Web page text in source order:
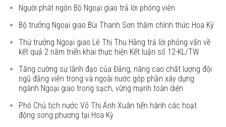
Người phát ngôn Bộ Ngoại giao trả lời phóng viên
Bộ trưởng Ngoại giao Bùi Thanh Sơn thăm chính thức Hoa Kỳ
Thứ trưởng Ngoại giao Lê Thị Thu Hằng trả lời phỏng vấn về
kết quả 2 năm triển khai thực hiện Kết luận số 12-KL/TW
Tăng cường sự lãnh đạo của Đảng, nâng cao chất lượng đội
ngũ đảng viên trong và ngoài nước góp phần xây dựng
ngành Ngoại giao trong sạch, vững mạnh toàn diện
Phó Chủ tịch nước Võ Thị Ánh Xuân tiến hành các hoạt
động song phương tại Hoa Kỳ